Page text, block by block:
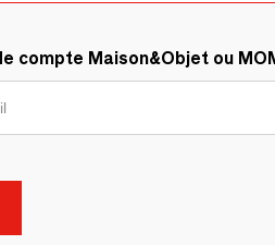
compte Maison&Objet ou